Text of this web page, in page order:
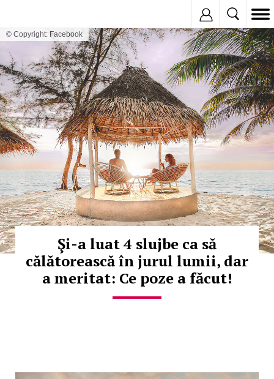
© Copyright: Facebook
Şi-a luat 4 slujbe ca să
călătorească în jurul lumii, dar
a meritat: Ce poze a făcut!